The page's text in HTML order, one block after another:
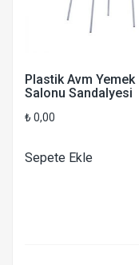
Plastik Avm Yemek
Salonu Sandalyesi
₺ 0,00
Sepete Ekle